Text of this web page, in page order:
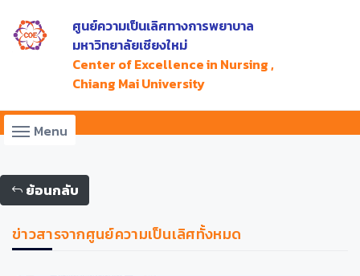
ศูนย์ความเป็นเลิศทางการพยาบาล
มหาวิทยาลัยเชียงใหม่
Center of Excellence in Nursing ,
Chiang Mai University
Menu
ย้อนกลับ
ข่าวสารจากศูนย์ความเป็นเลิศทั้งหมด